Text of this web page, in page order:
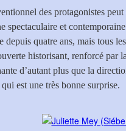
des protagonistes
spectaculaire et
depuis quatre ans, mais tous
historisant, renforcé par
d’autant plus que la
est une très bonne surprise.